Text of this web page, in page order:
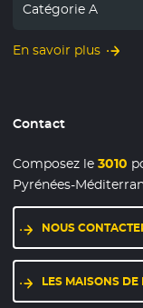
Catégorie A
En savoir plus
Contact
Composez le3010
Pyrénées-
NOUS
LES MAISONS DE